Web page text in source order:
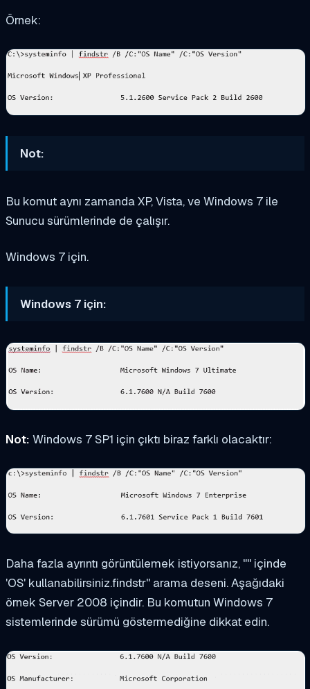
Örnek:
Not:
Bu komut aynı zamandaXP, Vista,ve Windows 7 ile
Sunucu sürümlerinde de çalışır.
Windows 7 için.
Windows 7 için:
Not: Windows 7 SP1 için çıktı biraz farklı olacaktır:
Daha fazla ayrıntı görüntülemek istiyorsanız, "" içinde
'OS' kullanabilirsiniz.findstr" arama deseni. Aşağıdaki
örnek Server 2008 içindir. Bu komutun Windows 7
sistemlerinde sürümü göstermediğine dikkat edin.